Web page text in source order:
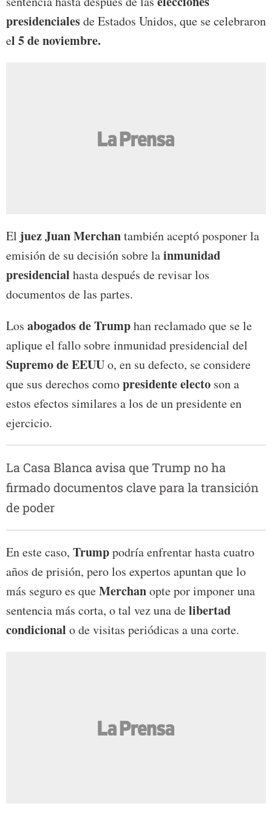
presidencialesde Estados Unidos, que se celebraron
el 5 de noviembre.
El juez Juan Merchantambién aceptó posponer la
emisión de su decisión sobre lainmunidad
presidencial hasta después de revisar los
documentos de las partes.
Los abogados de Trumphan reclamado que se le
aplique el fallo sobre inmunidad presidencial del
Supremo de EEUUo, en su defecto, se considere
que sus derechos comopresidente electo son a
estos efectos similares a los de un presidente en
ejercicio.
La Casa Blanca avisa que Trump no ha
firmado documentos clave para la transición
de poder
En este caso, Trumppodría enfrentar hasta cuatro
años de prisión, pero los expertos apuntan que lo
más seguro es queMerchanopte por imponer una
sentencia más corta, o tal vez una delibertad
condicional o de visitas periódicas a una corte.